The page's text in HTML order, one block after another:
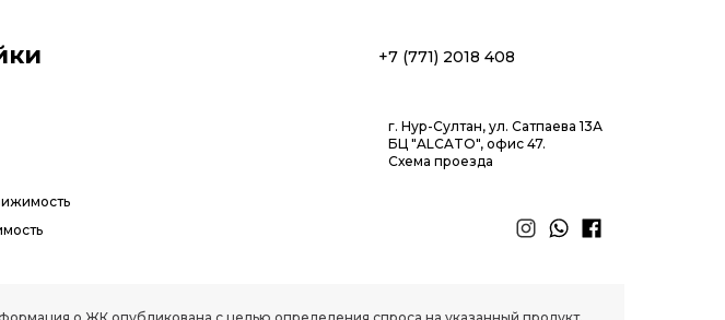
+7 (771) 2018 408
г. Нур-Султан, ул. Сатпаева 13А
БЦ "ALCATO", офис 47.
Схема проезда